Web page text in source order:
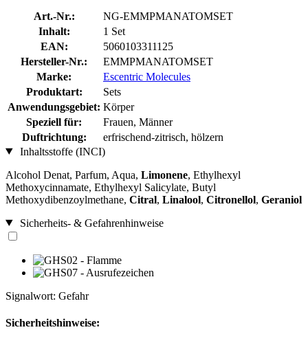
Art.-Nr.:
NG-EMMPMANATOMSET
Inhalt:
1 Set
EAN:
5060103311125
Hersteller-Nr.:
EMMPMANATOMSET
Marke:
Escentric Molecules
Produktart:
Sets
Anwendungsgebiet: Körper
Speziell für:
Frauen, Männer
Duftrichtung:
erfrischend-zitrisch, hölzern
Inhaltsstoffe (INCI)
Alcohol Denat, Parfum, Aqua, Limonene, Ethylhexyl
Methoxycinnamate, Ethylhexyl Salicylate, Butyl
Methoxydibenzoylmethane, Citral, Linalool, Citronellol, Geraniol
Sicherheits- & Gefahrenhinweise
Signalwort: Gefahr
Sicherheitshinweise: